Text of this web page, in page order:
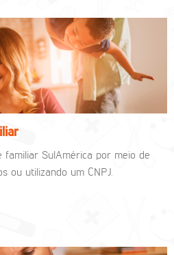
familiar SulAmérica por meio de
ou utilizando um CNPJ.